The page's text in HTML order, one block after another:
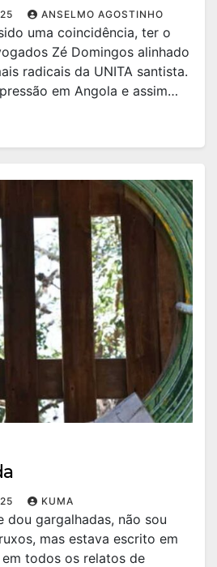
ANSELMO AGOSTINHO
uma coincidência, ter o
Zé Domingos alinhado
radicais da UNITA santista.
em Angola e assim…
KUMA
dou gargalhadas, não sou
mas estava escrito em
todos os relatos de